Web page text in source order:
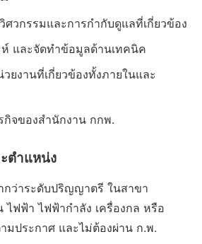
วกรรมและการกำกับดูแลที่เกี่ยวข้อง
ห์ และจัดทำข้อมูลด้านเทคนิค
ยงานที่เกี่ยวข้องทั้งภายในและ
จของสำนักงาน กกพ.
ตำแหน่ง
กว่าระดับปริญญาตรี ในสาขา
ไฟฟ้า ไฟฟ้ากำลัง เครื่องกล หรือ
มประกาศ และไม่ต้องผ่าน ก.พ.